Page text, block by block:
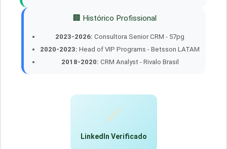
🏢 Histórico Profissional
2023-2026: Consultora Senior CRM - 57pg
2020-2023: Head of VIP Programs - Betsson LATAM
2018-2020: CRM Analyst - Rivalo Brasil
🔗
LinkedIn Verificado